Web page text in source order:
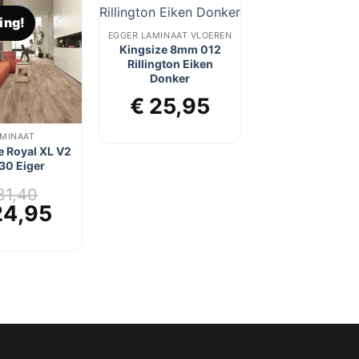
Toevoegen
aan
verlanglijst
Royal XL V2
Eiger
aan
verlanglijst
EGGER LAMINAAT VLOEREN
Kingsize 8mm 012
Rillington Eiken
Donker
€ 25,95